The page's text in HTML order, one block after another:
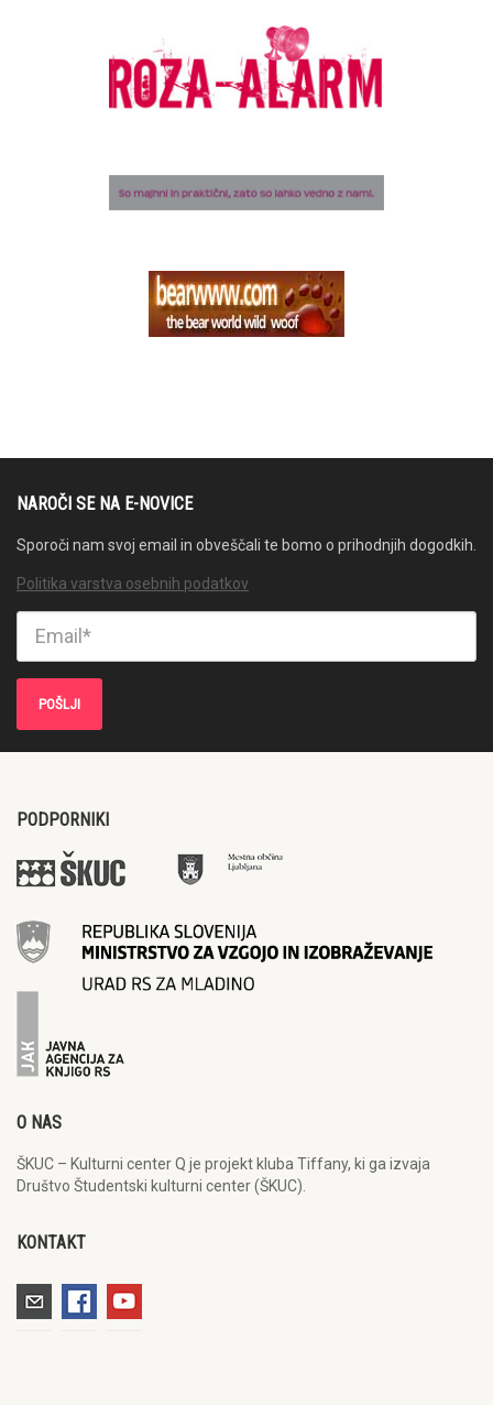
NAROČI SE NA E-NOVICE
Sporoči nam svoj email in obveščali te bomo o prihodnjih dogodkih.
Politika varstva osebnih podatkov
PODPORNIKI
O NAS
ŠKUC – Kulturni center Q je projekt kluba Tiffany, ki ga izvaja
Društvo Študentski kulturni center (ŠKUC).
KONTAKT